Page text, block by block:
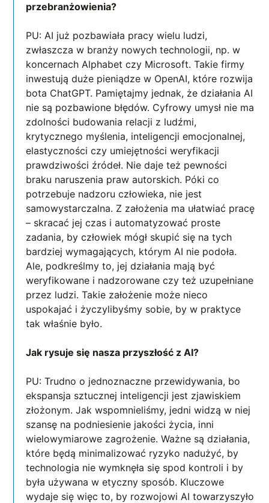
przebranżowienia?
PU: AI już pozbawiała pracy wielu ludzi,
zwłaszcza w branży nowych technologii, np. w
koncernach Alphabet czy Microsoft. Takie firmy
inwestują duże pieniądze w OpenAI, które rozwija
bota ChatGPT. Pamiętajmy jednak, że działania AI
nie są pozbawione błędów. Cyfrowy umysł nie ma
zdolności budowania relacji z ludźmi,
krytycznego myślenia, inteligencji emocjonalnej,
elastyczności czy umiejętności weryfikacji
prawdziwości źródeł. Nie daje też pewności
braku naruszenia praw autorskich. Póki co
potrzebuje nadzoru człowieka, nie jest
samowystarczalna. Z założenia ma ułatwiać pracę
– skracać jej czas i automatyzować proste
zadania, by człowiek mógł skupić się na tych
bardziej wymagających, którym AI nie podoła.
Ale, podkreślmy to, jej działania mają być
weryfikowane i nadzorowane czy też uzupełniane
przez ludzi. Takie założenie może nieco
uspokajać i życzylibyśmy sobie, by w praktyce
tak właśnie było.
Jak rysuje się nasza przyszłość z AI?
PU: Trudno o jednoznaczne przewidywania, bo
ekspansja sztucznej inteligencji jest zjawiskiem
złożonym. Jak wspomnieliśmy, jedni widzą w niej
szansę na podniesienie jakości życia, inni
wielowymiarowe zagrożenie. Ważne są działania,
które będą minimalizować ryzyko nadużyć, by
technologia nie wymknęła się spod kontroli i by
była używana w etyczny sposób. Kluczowe
wydaje się więc to, by rozwojowi AI towarzyszyło